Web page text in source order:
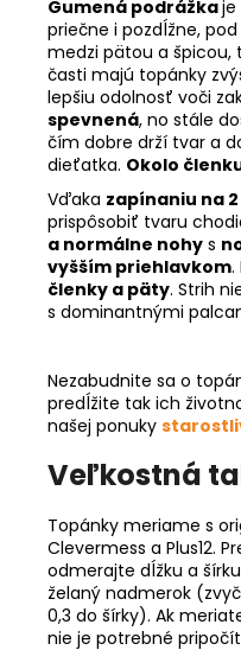
Gumená podrážkaje
priečne i pozdĺžne,
medzi pätou a špicou,
časti majú topánky
lepšiu odolnosť voči
spevnená, no stále
čím dobre drží tvar a
dieťatka. Okolo
Vďaka zapínaniu na
prispôsobiť tvaru
a normálne nohy s
vyšším priehlavkom.
členky a päty. Strih
s dominantnými
Nezabudnite sa o
predĺžite tak ich
našej ponuky
Veľkostná
Topánky meriame s
Clevermess a Plus12.
odmerajte dĺžku a
želaný nadmerok
0,3 do šírky). Ak
nie je potrebné